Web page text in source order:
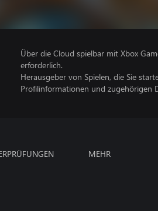
Über die Cloud spielbar mit Xbox
erforderlich.
Herausgeber von Spielen, die Sie
Profilinformationen und zugehörigen
MEHR